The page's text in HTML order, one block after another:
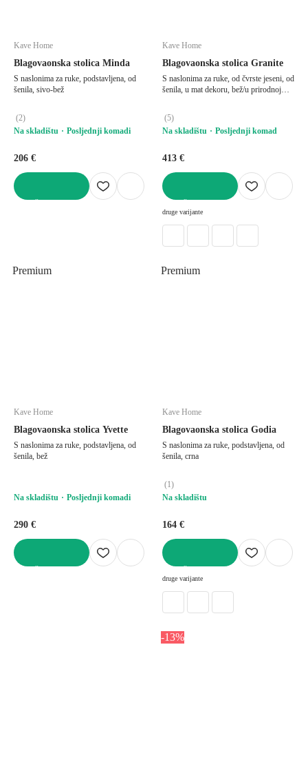
Kave Home
Blagovaonska stolica Minda
S naslonima za ruke, podstavljena, od
šenila, sivo-bež
(2)
Na skladištu
Posljednji komadi
206 €
Kave Home
Blagovaonska stolica Granite
S naslonima za ruke, od čvrste jeseni, od
šenila, u mat dekoru, bež/u prirodnoj
(5)
Na skladištu
Posljednji komad
413 €
druge varijante
Premium
Kave Home
Blagovaonska stolica Yvette
S naslonima za ruke, podstavljena, od
šenila, bež
Na skladištu Posljednji komadi
290 €
Premium
Kave Home
Blagovaonska stolica Godia
S naslonima za ruke, podstavljena, od
šenila, crna
(1)
Na skladištu
164 €
druge varijante
-13%